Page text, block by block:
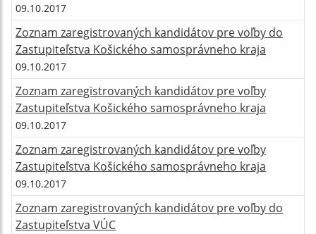
09.10.2017
Zoznam zaregistrovaných kandidátov pre voľby do
Zastupiteľstva Košického samosprávneho kraja
09.10.2017
Zoznam zaregistrovaných kandidátov pre voľby
Zastupiteľstva Košického samosprávneho kraja
09.10.2017
Zoznam zaregistrovaných kandidátov pre voľby
Zastupiteľstva Košického samosprávneho kraja
09.10.2017
Zoznam zaregistrovaných kandidátov pre voľby do
Zastupiteľstva VÚC